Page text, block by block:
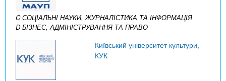
C СОЦІАЛЬНІ НАУКИ, ЖУРНАЛІСТИКА ТА ІНФОРМАЦІЯ
D БІЗНЕС, АДМІНІСТРУВАННЯ ТА ПРАВО
Київський університет культури,
КУК